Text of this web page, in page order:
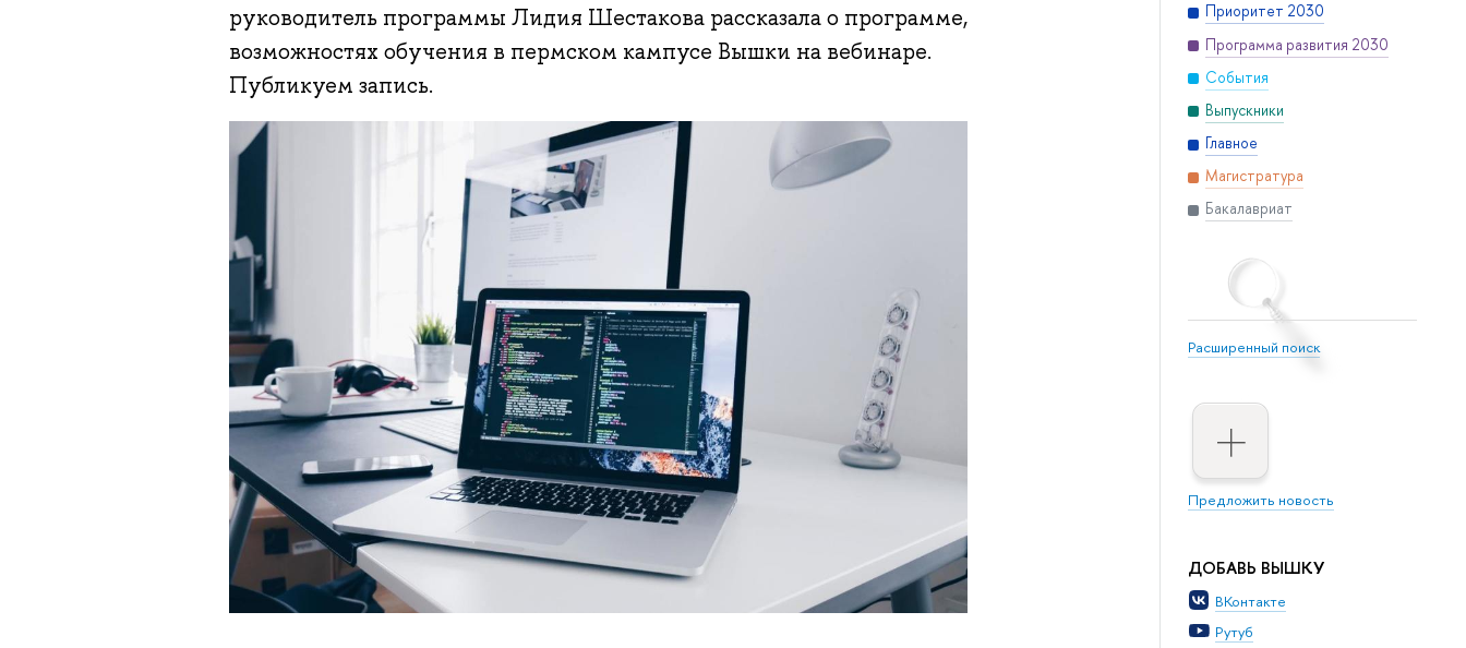
Приоритет 2030
Программа развития 2030
События
Выпускники
Главное
Магистратура
Бакалавриат
Расширенный поиск
Предложить новость
ДОБАВЬ ВЫШКУ
ВКонтакте
Рутуб
руководитель программы Лидия Шестакова рассказала о программе,
возможностях обучения в пермском кампусе Вышки на вебинаре.
Публикуем запись.